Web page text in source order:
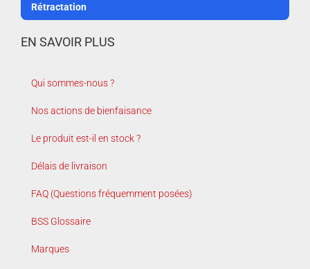
Rétractation
EN SAVOIR PLUS
Qui sommes-nous ?
Nos actions de bienfaisance
Le produit est-il en stock ?
Délais de livraison
FAQ (Questions fréquemment posées)
BSS Glossaire
Marques